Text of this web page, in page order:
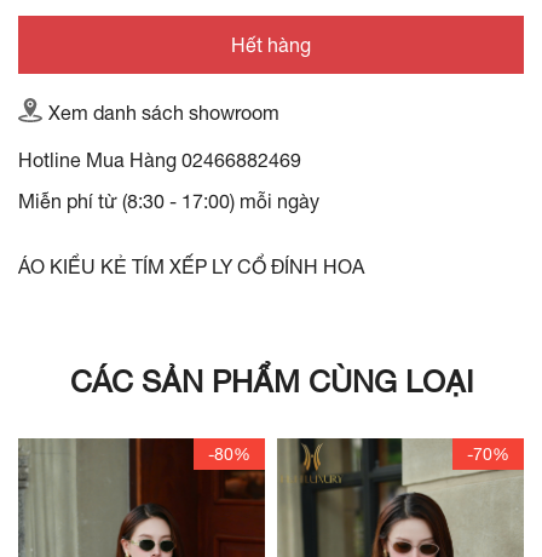
Hết hàng
Xem danh sách showroom
Hotline Mua Hàng 02466882469
Miễn phí từ (8:30 - 17:00) mỗi ngày
ÁO KIỂU KẺ TÍM XẾP LY CỔ ĐÍNH HOA
CÁC SẢN PHẨM CÙNG LOẠI
-80% -70%